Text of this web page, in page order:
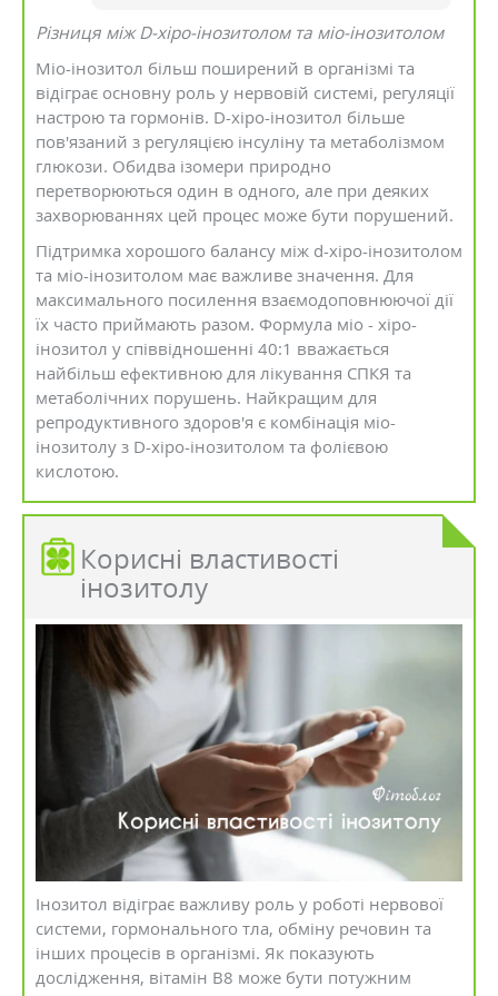
Різниця між D-хіро-інозитолом та міо-інозитолом
Міо-інозитол більш поширений в організмі та
відіграє основну роль у нервовій системі, регуляції
настрою та гормонів. D-хіро-інозитол більше
пов'язаний з регуляцією інсуліну та метаболізмом
глюкози. Обидва ізомери природно
перетворюються один в одного, але при деяких
захворюваннях цей процес може бути порушений.
Підтримка хорошого балансу між d-хіро-інозитолом
та міо-інозитолом має важливе значення. Для
максимального посилення взаємодоповнюючої дії
їх часто приймають разом. Формула міо - хіро-
інозитол у співвідношенні 40:1 вважається
найбільш ефективною для лікування СПКЯ та
метаболічних порушень. Найкращим для
репродуктивного здоров'я є комбінація міо-
інозитолу з D-хіро-інозитолом та фолієвою
кислотою.
Корисні властивості
інозитолу
Інозитол відіграє важливу роль у роботі нервової
системи, гормонального тла, обміну речовин та
інших процесів в організмі. Як показують
дослідження, вітамін В8 може бути потужним